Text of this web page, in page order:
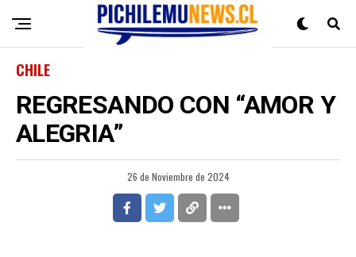
CHILE
REGRESANDO CON “AMOR Y
ALEGRIA”
26 de Noviembre de 2024